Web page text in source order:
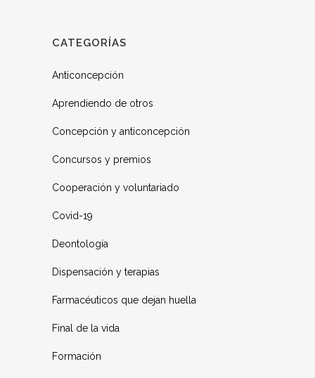
CATEGORÍAS
Anticoncepción
Aprendiendo de otros
Concepción y anticoncepción
Concursos y premios
Cooperación y voluntariado
Covid-19
Deontología
Dispensación y terapias
Farmacéuticos que dejan huella
Final de la vida
Formación